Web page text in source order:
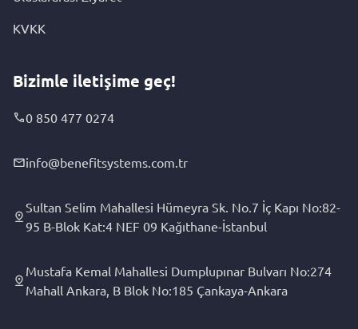
KVKK
Bizimle iletişime geç!
0 850 477 0274
info@benefitsystems.com.tr
Sultan Selim Mahallesi Hümeyra Sk. No.7 İç Kapı No:82-
95 B-Blok Kat:4 NEF 09 Kağıthane-İstanbul
Mustafa Kemal Mahallesi Dumplupınar Bulvarı No:274
Mahall Ankara, B Blok No:185 Çankaya-Ankara